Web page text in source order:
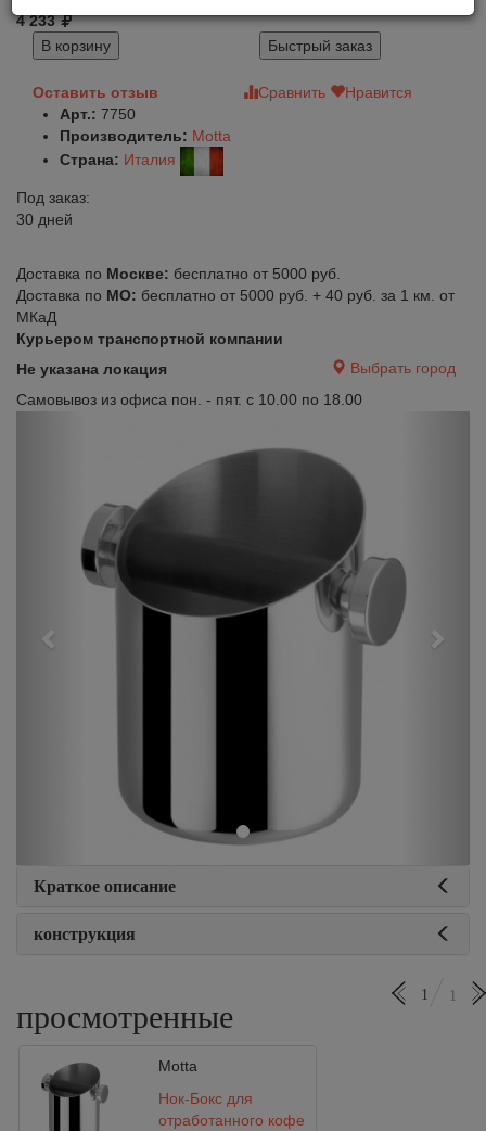
4 233
В корзину
Быстрый заказ
Оставить отзыв Сравнить
Нравится
Арт.: 7750
Производитель: Motta
Страна: Италия
Под заказ:
30 дней
Доставка по Москве: бесплатно от 5000 руб.
Доставка по МО: бесплатно от 5000 руб. + 40 руб. за 1 км. от
МКаД
Курьером транспортной компании
Не указана локация
Выбрать город
Самовывоз из офиса пон. - пят. с 10.00 по 18.00
Краткое описание
конструкция
просмотренные
1 1
Motta
Нок-Бокс для
отработанного кофе